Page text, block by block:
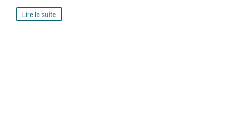
Lire la suite